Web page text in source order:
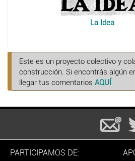
La Idea
Este es un proyecto colectivo y
construcción. Si encontrás algún
llegar tus comentarios AQUÍ
PARTICIPAMOS DE: